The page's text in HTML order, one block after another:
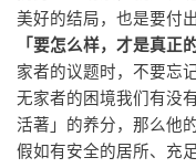
美好的结局，也是要付
「要怎么样，才是真正
家者的议题时，不要忘
无家者的困境我们有没
活著」的养分，那么他
假如有安全的居所、充